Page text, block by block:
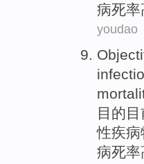
病死率
youdao
目的目
性疾病
病死率